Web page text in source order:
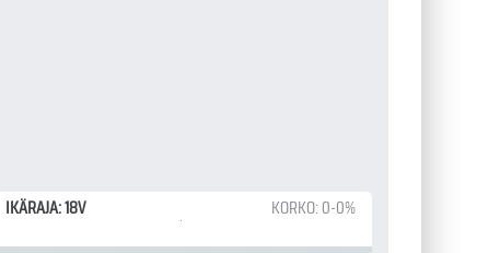
IKÄRAJA: 18V KORKO: 0-0%